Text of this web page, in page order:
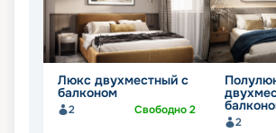
Люкс двухместный с
балконом
2 Свободно2
2